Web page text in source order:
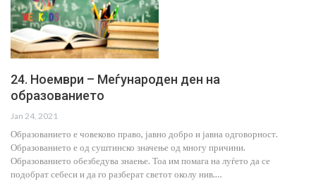
24. Ноември – Меѓународен ден на
образованието
Jan 24, 2021
Образованието е човеково право, јавно добро и јавна одговорност.
Образованието е од суштинско значење од многу причини.
Образованието обезбедува знаење. Тоа им помага на луѓето да се
подобрат себеси и да го разберат светот околу нив.…